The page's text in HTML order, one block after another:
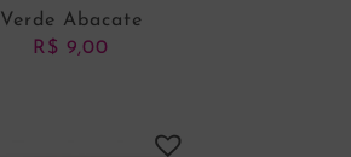
Verde Abacate
R$ 9,00